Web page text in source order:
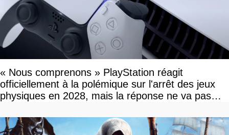
« Nous comprenons » PlayStation réagit
officiellement à la polémique sur l'arrêt des jeux
physiques en 2028, mais la réponse ne va pas